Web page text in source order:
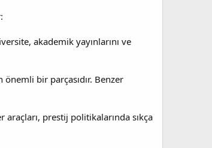
akademik yayınlarını ve
bir parçasıdır. Benzer
prestij politikalarında sıkça